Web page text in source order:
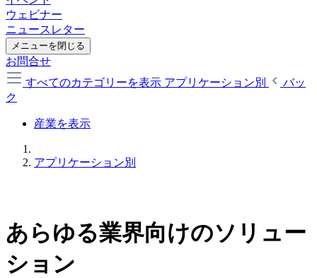
ウェビナー
ニュースレター
メニューを閉じる
お問合せ
すべてのカテゴリーを表示 アプリケーション別
バッ
ク
産業を表示
アプリケーション別
あらゆる業界向けのソリュー
ション